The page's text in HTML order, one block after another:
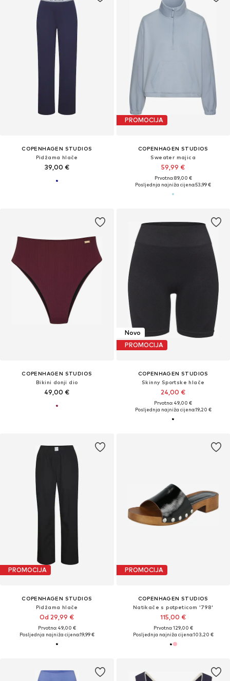
COPENHAGEN STUDIOS
Pidžama hlače
39,00 €
PROMOCIJA
COPENHAGEN STUDIOS
Sweater majica
59,99 €
Prvotno: 89,00 €
Posljednja najniža cijena:53,99 €
COPENHAGEN STUDIOS
Bikini donji dio
49,00 €
Novo
PROMOCIJA
COPENHAGEN STUDIOS
Skinny Sportske hlače
24,00 €
Prvotno: 49,00 €
Posljednja najniža cijena:19,20 €
PROMOCIJA
COPENHAGEN STUDIOS
Pidžama hlače
Od 29,99 €
Prvotno: 49,00 €
Posljednja najniža cijena:19,99 €
PROMOCIJA
COPENHAGEN STUDIOS
Natikače s potpeticom '798'
115,00 €
Prvotno: 129,00 €
Posljednja najniža cijena:103,20 €